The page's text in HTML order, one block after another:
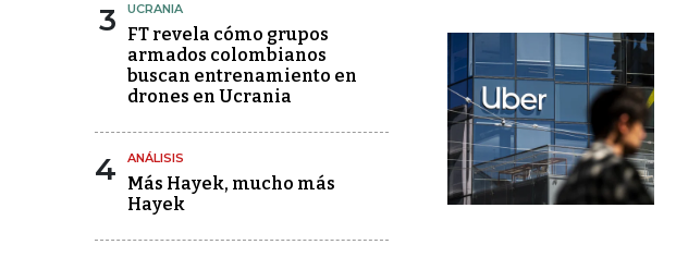
3 UCRANIA
FT revela cómo grupos
armados colombianos
buscan entrenamiento en
drones en Ucrania
4 ANÁLISIS
Más Hayek, mucho más
Hayek